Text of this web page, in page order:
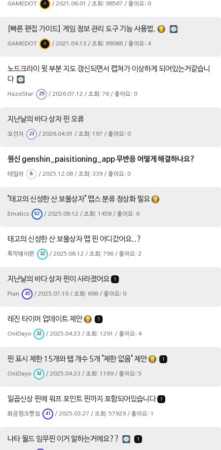
GAMEDOT A / 2021.06.01 / 조회: 98567 / 좋아요: 0
[빠른 편집 가이드] 게임 정보 관리 도구 기능 사용법.
GAMEDOT A / 2021.04.13 / 조회: 99086 / 좋아요: 4
노드크라이 윗 부분 지도 갱신되면서 캡쳐가 이상하게 되어있는거같습니
다
HazeStar 25 / 2026.07.12 / 조회: 76 / 좋아요: 0
지난날의 바다 상자 핀 오류
꼬선지 23 / 2026.04.01 / 조회: 197 / 좋아요: 0
원신 genshin_paisitioning_app 무반응 어떻게 해결하나요?
테일라 6 / 2025.12.08 / 조회: 339 / 좋아요: 0
"태고의 신성한 산 보물상자" 맵스 분류 정상화 필요
Ematics 62 / 2025.08.12 / 조회: 1458 / 좋아요: 6
태고의 신성한 산 보물상자 맵 핀 어디갔어요..?
흑막페이몬 32 / 2025.08.12 / 조회: 796 / 좋아요: 2
지난날의 바다 상자 핀이 사라졌어요 1
Pian 45 / 2025.07.10 / 조회: 698 / 좋아요: 0
레진 타이머 업데이트 제안 1
OniDayo 32 / 2025.04.23 / 조회: 1291 / 좋아요: 4
핀 표시 제한 15개와 탭 개수 5개 "제한 없음" 제안 1
OniDayo 32 / 2025.04.23 / 조회: 1169 / 좋아요: 5
일곱신상 핀에 워프 포인트 핀까지 포함되어있습니다 1
화공펑크빵집 41 / 2025.03.27 / 조회: 57929 / 좋아요: 1
나타 월드 임무핀 이거 말하는거에요?? 1